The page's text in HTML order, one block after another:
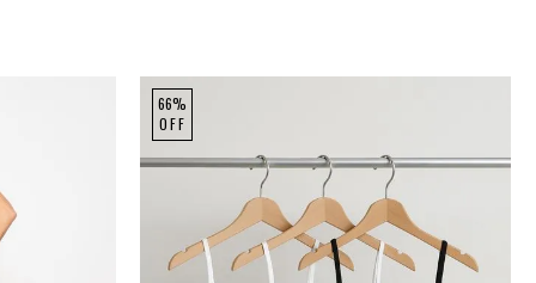
66%
OFF